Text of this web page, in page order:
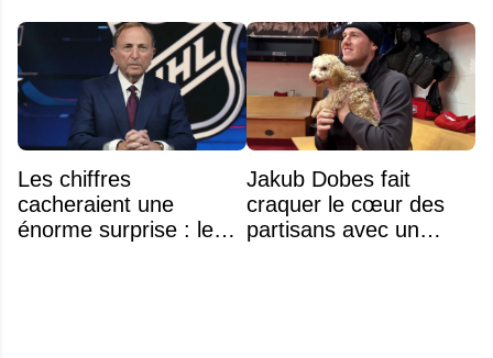
Les chiffres
cacheraient une
énorme surprise : le
Jakub Dobes fait
craquer le cœur des
partisans avec un